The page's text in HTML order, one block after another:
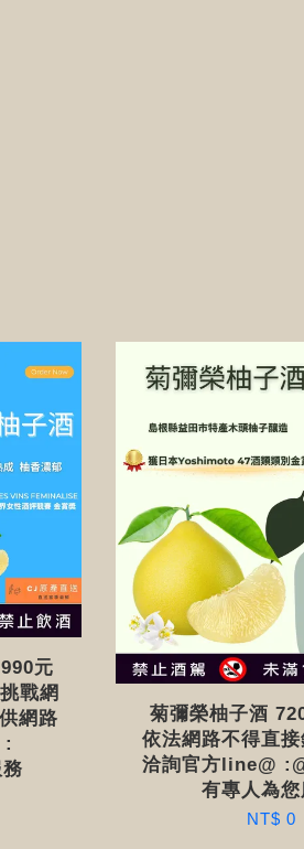
元
戰網
網路
:
菊彌榮柚子酒
依法網路不得直
洽詢官方line@
有專人為您
NT$ 0